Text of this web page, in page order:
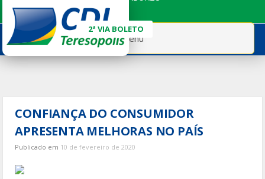
para
conteúdo
2ª VIA BOLETO
Menu
CONFIANÇA DO CONSUMIDOR
APRESENTA MELHORAS NO PAÍS
Publicado em 10 de fevereiro de 2020